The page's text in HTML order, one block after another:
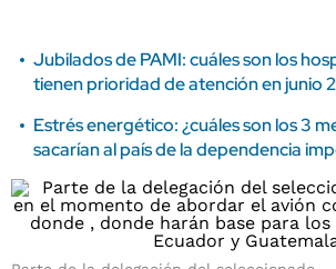
Jubilados de PAMI: cuáles son los
tienen prioridad de atención en junio
Estrés energético: ¿cuáles son los 3
sacarían al país de la dependencia